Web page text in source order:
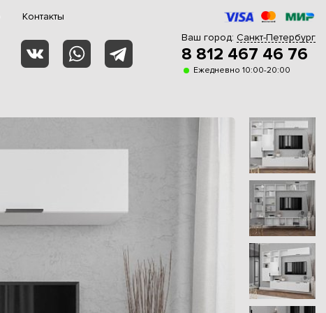
Контакты
Ваш город: Санкт-Петербург
8 812 467 46 76
Ежедневно 10:00-20:00